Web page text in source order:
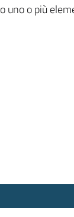
uno o più